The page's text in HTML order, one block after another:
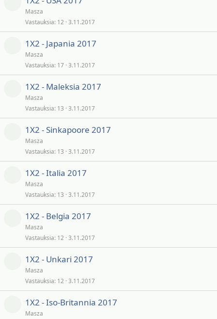
Masza
Vastauksia 12 3.11.2017
1X2 - Japania 2017
Masza
Vastauksia 17 3.11.2017
1X2 - Maleksia 2017
Masza
Vastauksia 13 3.11.2017
1X2 - Sinkapoore 2017
Masza
Vastauksia 13 3.11.2017
1X2 - Italia 2017
Masza
Vastauksia 13 3.11.2017
1X2 - Belgia 2017
Masza
Vastauksia 12 3.11.2017
1X2 - Unkari 2017
Masza
Vastauksia 12 3.11.2017
1X2 - Iso-Britannia 2017
Masza